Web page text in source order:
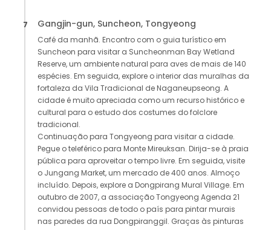
7 Gangjin-gun, Suncheon, Tongyeong
Café da manhã. Encontro com o guia turístico em
Suncheon para visitar a Suncheonman Bay Wetland
Reserve, um ambiente natural para aves de mais de 140
espécies. Em seguida, explore o interior das muralhas da
fortaleza da Vila Tradicional de Naganeupseong. A
cidade é muito apreciada como um recurso histórico e
cultural para o estudo dos costumes do folclore
tradicional.
Continuação para Tongyeong para visitar a cidade.
Pegue o teleférico para Monte Mireuksan. Dirija-se à praia
pública para aproveitar o tempo livre. Em seguida, visite
o Jungang Market, um mercado de 400 anos. Almoço
incluído. Depois, explore a Dongpirang Mural Village. Em
outubro de 2007, a associação Tongyeong Agenda 21
convidou pessoas de todo o país para pintar murais
nas paredes da rua Dongpiranggil. Graças às pinturas